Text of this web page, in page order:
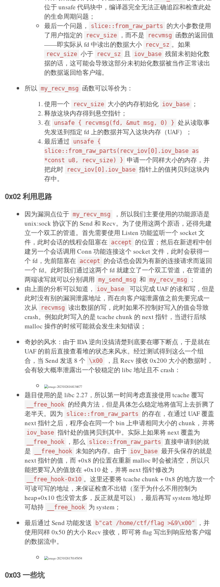
位于 unsafe 代码块中，编译器完全无法正确追踪和检查此处
的生命周期问题；
最后一个问题，
slice::from_raw_parts
的大小参数使用
了用户指定的
recv_size ，而不是 recvmsg 函数的返回值
——即实际从 fd 中读出的数据大小
recv_sz 。如果
recv_size 小于 recv_sz 且 iov_base 残留未初始化数
据的话，这可能会导致这部分未初始化数据被当作正常读出
的数据返回给客户端。
所以 my_recv_msg 函数可以等价为：
使用一个
recv_size 大小的内存初始化 iov_base
；
释放这块内存得到悬空指针；
在 unsafe { recvmsg(fd, &mut msg, 0) } 处从读取事
先发送到指定 fd 上的数据并写入这块内存（UAF）；
最后通过
unsafe {
slice::from_raw_parts(recv_iov[0].iov_base as
*const u8, recv_size) } 申请一个同样大小的内存，并
把此时
recv_iov[0].iov_base 指针上的值拷贝到这块内
存中。
0x02 利用思路
因为漏洞点位于 my_recv_msg
，所以我们主要使用的功能原语是
unix:sock 协议下的 Send 和 Recv。为了使用这两个原语，还得先建
立一个双工的管道。首先需要使用 Listen 功能监听一个 socket 文
件，此时会话的线程会阻塞在 accept
的位置；然后在新进程中创
建另一个会话调用 Conn 功能连接这个 socket 文件，此时会获得一
个 fd，先前阻塞在 accept
的会话也会因为有新的连接请求而返回
一个 fd。此时我们通过这两个 fd 就建立了一个双工管道，在管道的
两端读写就可以分别调用 my_send_msg 和 my_recv_msg
；
由上面的分析可以知道，
iov_base
可以完成 UAF 的读和写，但是
此时没有别的漏洞泄露地址，而在向客户端泄露值之前先要完成一
次从
recvmsg 读出数据的写，此时如果不控制好写入的值会导致
crash。例如此时写入的是 tcache chunk 的 next 指针，当进行后续
malloc 操作的时候可能就会发生未知错误；
奇妙的风水：由于 IDA 逆向没搞清楚到底要在哪下断点，于是就在
UAF 的前后直接查看堆的状态来风水。经过测试得到这么一个组
合，当 Send 发送 8 个 \x00
，且 Recv 接收 0x200 大小的数据时，
会有较大概率泄露出一个较稳定的 libc 地址且不 crash：
题目使用的是 libc 2.27，所以第一时间考虑直接使用 tcache 覆写
__free_hook 的经典方法，但是具体怎么稳定地将值写上去折腾了
老半天。因为
slice::from_raw_parts
的存在，在通过 UAF 覆盖
next 指针之后，程序会在同一个 bin 上申请相同大小的 chunk，并将
iov_base 指针处的值拷贝到其中。实际上如果将 next 覆盖为
__free_hook ，那么 slice::from_raw_parts 直接申请到的就
是
__free_hook 未知的内存。由于 iov_base 最开头保存的就是
next 指针的值，而 +0x8 的位置在重新 malloc 时会被清空，所以只
能把要写入的值放在 +0x10 处，并将 next 指针修改为
__free_hook-0x10 。这里还要将 tcache chunk + 0x8 的地方放一个
可读可写的地址，来保证检查不出错（至于为什么不用控制为
heap+0x10 也没管太多，反正就是可以），最后再写 system 地址即
可劫持
__free_hook 为 system；
最后通过 Send 功能发送
b"cat /home/ctf/flag >&9\x00"
，并
使用同样 0x50 的大小 Recv 接收，即可将 flag 写出到响应给客户端
的数据流中。
0x03 一些坑